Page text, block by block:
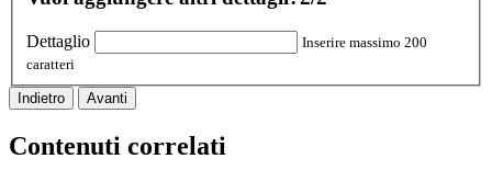
Dettaglio
Inserire massimo 200
caratteri
Indietro Avanti
Contenuti correlati